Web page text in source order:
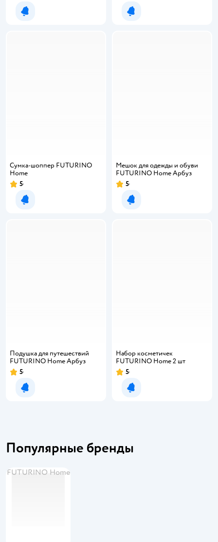
Уведомить о появлении Уведомить о появлении
Сумка-шоппер FUTURINO
Home
5
Уведомить о появлении
Мешок для одежды и обуви
FUTURINO Home Арбуз
5
Уведомить о появлении
Подушка для путешествий
FUTURINO Home Арбуз
5
Уведомить о появлении
Набор косметичек
FUTURINO Home 2 шт
5
Уведомить о появлении
Популярные бренды
FUTURINO Home